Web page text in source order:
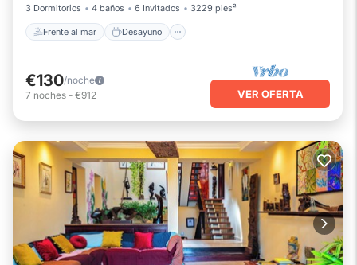
3 Dormitorios
4 baños 6 Invitados 3229 pies²
Frente al mar Desayuno
€130/noche
7 noches - €912 VER OFERTA